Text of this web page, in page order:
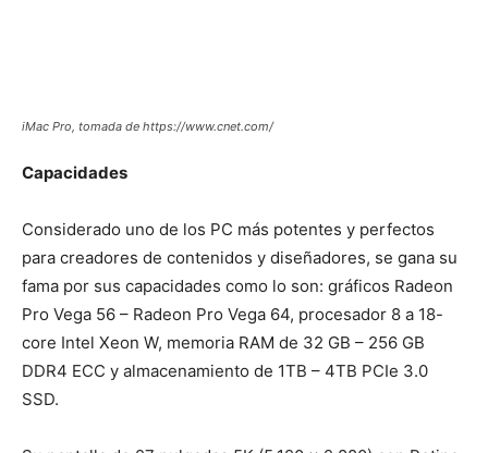
iMac Pro, tomada de https://www.cnet.com/
Capacidades
Considerado uno de los PC más potentes y perfectos
para creadores de contenidos y diseñadores, se gana su
fama por sus capacidades como lo son: gráficos Radeon
Pro Vega 56 – Radeon Pro Vega 64, procesador 8 a 18-
core Intel Xeon W, memoria RAM de 32 GB – 256 GB
DDR4 ECC y almacenamiento de 1TB – 4TB PCIe 3.0
SSD.